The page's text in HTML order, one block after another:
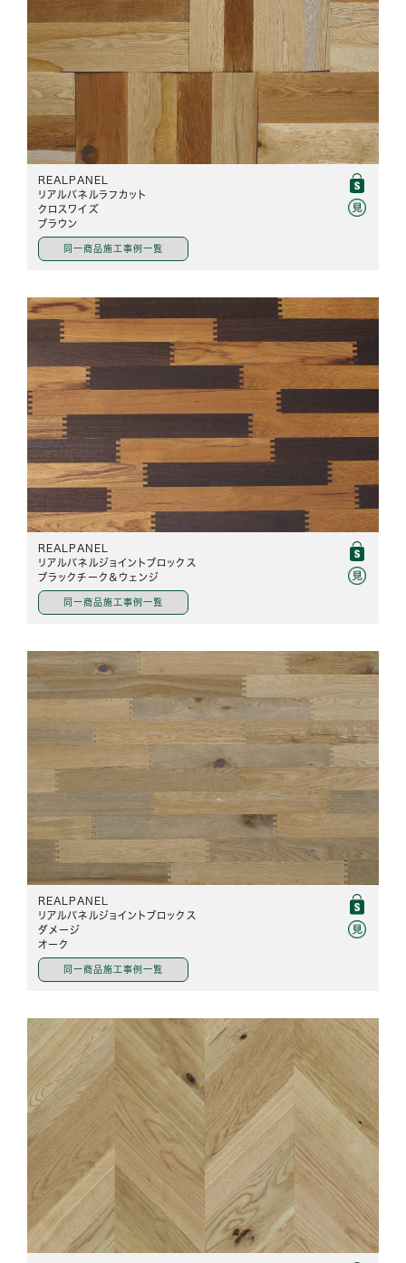
REALPANEL
リアルパネルラフカット
クロスワイズ
ブラウン
同一商品施工事例一覧
REALPANEL
リアルパネルジョイントブロックス
ブラックチーク＆ウェンジ
同一商品施工事例一覧
REALPANEL
リアルパネルジョイントブロックス
ダメージ
オーク
同一商品施工事例一覧